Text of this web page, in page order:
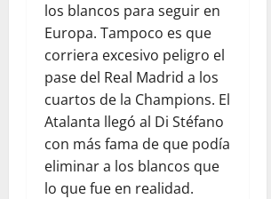
los blancos para seguir en
Europa. Tampoco es que
corriera excesivo peligro el
pase del Real Madrid a los
cuartos de la Champions. El
Atalanta llegó al Di Stéfano
con más fama de que podía
eliminar a los blancos que
lo que fue en realidad.